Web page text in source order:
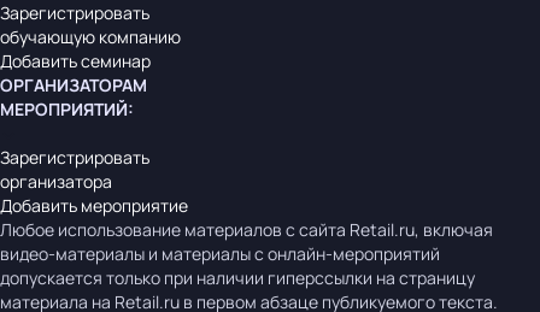
Зарегистрировать
обучающую компанию
Добавить семинар
ОРГАНИЗАТОРАМ
МЕРОПРИЯТИЙ:
Зарегистрировать
организатора
Добавить мероприятие
Любое использование материалов с сайта Retail.ru, включая
видео-материалы и материалы с онлайн-мероприятий
допускается только при наличии гиперссылки на страницу
материала на Retail.ru в первом абзаце публикуемого текста.